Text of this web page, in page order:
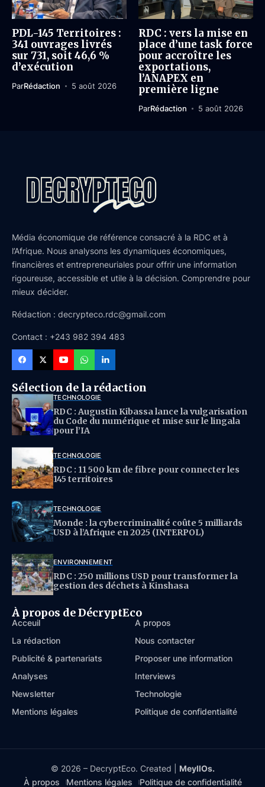
PDL-145 Territoires :
341 ouvrages livrés
sur 731, soit 46,6 %
d’exécution
ParRédaction 5 août 2026
RDC : vers la mise en
place d’une task force
pour accroître les
exportations,
l’ANAPEX en
première ligne
ParRédaction 5 août 2026
Média économique de référence consacré à la RDC et à
l’Afrique. Nous analysons les dynamiques économiques,
financières et entrepreneuriales pour offrir une information
rigoureuse, accessible et utile à la décision. Comprendre pour
mieux décider.
Rédaction : decrypteco.rdc@gmail.com
Contact : +243 982 394 483
Sélection de la rédaction
TECHNOLOGIE
RDC : Augustin Kibassa lance la vulgarisation
du Code du numérique et mise sur le lingala
pour l’IA
TECHNOLOGIE
RDC : 11 500 km de fibre pour connecter les
145 territoires
TECHNOLOGIE
Monde : la cybercriminalité coûte 5 milliards
USD à l’Afrique en 2025 (INTERPOL)
ENVIRONNEMENT
RDC : 250 millions USD pour transformer la
gestion des déchets à Kinshasa
À propos de DécryptEco
Acceuil
À propos
La rédaction
Nous contacter
Publicité & partenariats
Proposer une information
Analyses
Interviews
Newsletter
Technologie
Mentions légales
Politique de confidentialité
© 2026 – DecryptEco. Created | MeyllOs.
À propos
Mentions légales Politique de confidentialité